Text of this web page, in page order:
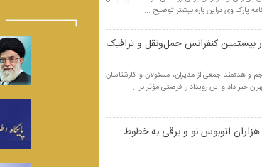
پارک وی دراین باره بیشتر توضیح ...
بیستمین کنفرانس حمل‌ونقل و ترافیک
و هدفمند جمعی از مدیران، مسئولان و کارشناسان
خبر داد و این رویداد را فرصتی مؤثر بر...
اتوبوس نو و برقی به خطوط